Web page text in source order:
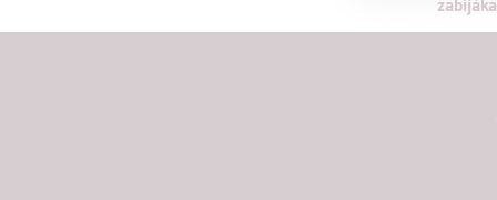
Udělením
možnost: